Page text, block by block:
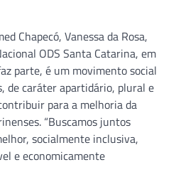
Chapecó, Vanessa da Rosa,
ODS Santa Catarina, em
parte, é um movimento social
de caráter apartidário, plural e
para a melhoria da
“Buscamos juntos
socialmente inclusiva,
e economicamente